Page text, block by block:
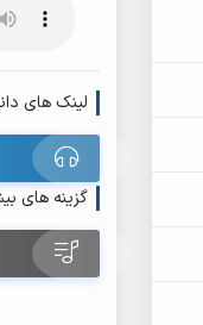
لینک های
گزینه های